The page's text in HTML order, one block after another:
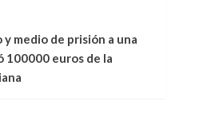
y medio de prisión a una
100000 euros de la